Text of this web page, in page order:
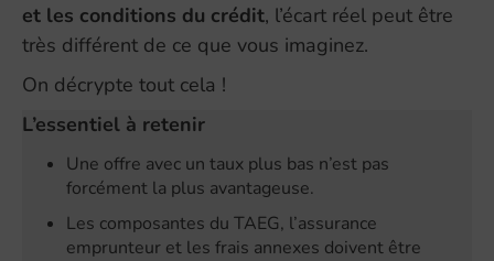
et les conditions du crédit, l’écart réel peut être
très différent de ce que vous imaginez.
On décrypte tout cela !
L’essentiel à retenir
Une offre avec un taux plus bas n’est pas
forcément la plus avantageuse.
Les composantes du TAEG, l’assurance
emprunteur et les frais annexes doivent être